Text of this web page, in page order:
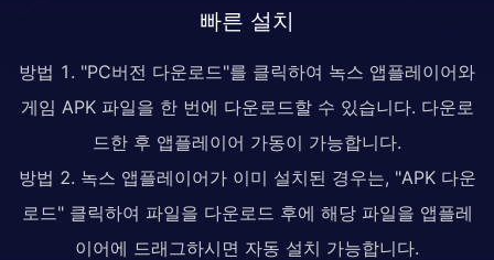
빠른 설치
방법 1. "PC버전 다운로드"를 클릭하여 녹스 앱플레이어와
게임 APK 파일을 한 번에 다운로드할 수 있습니다. 다운로
드한 후 앱플레이어 가동이 가능합니다.
방법 2. 녹스 앱플레이어가 이미 설치된 경우는, "APK 다운
로드" 클릭하여 파일을 다운로드 후에 해당 파일을 앱플레
이어에 드래그하시면 자동 설치 가능합니다.